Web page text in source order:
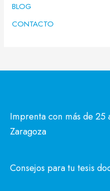
BLOG
CONTACTO
Imprenta con más de
Zaragoza
Consejos para tu tesis